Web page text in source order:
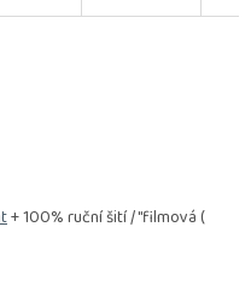
+ 100% ruční šití / "filmová (